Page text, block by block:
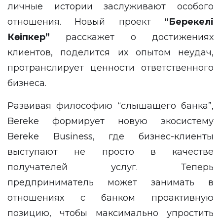
личные истории заслуживают особого
отношения. Новый проект “Берекелi
Кәсіпкер” расскажет о достижениях
клиентов, поделится их опытом неудач,
протранслирует ценности ответственного
бизнеса.
Развивая философию “слышащего банка”,
Bereke формирует новую экосистему
Bereke Business, где бизнес-клиенты
выступают не просто в качестве
получателей услуг. Теперь
предприниматель может занимать в
отношениях с банком проактивную
позицию, чтобы максимально упростить